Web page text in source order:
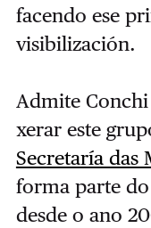
facendo ese
visibilización.
Admite
xerar este
Secretaría das
forma parte
desde o ano